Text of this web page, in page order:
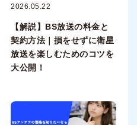
2026.05.22
【解説】BS放送の料金と
契約方法｜損をせずに衛星
放送を楽しむためのコツを
大公開！